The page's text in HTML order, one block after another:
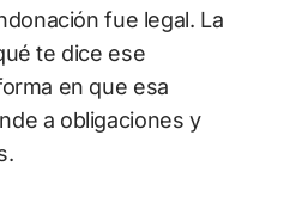
fue legal. La
te dice ese
en que esa
a obligaciones y